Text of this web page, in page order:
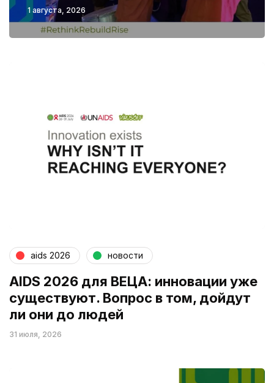
1 августа, 2026
aids 2026 новости
AIDS 2026 для ВЕЦА: инновации уже
существуют. Вопрос в том, дойдут
ли они до людей
31 июля, 2026